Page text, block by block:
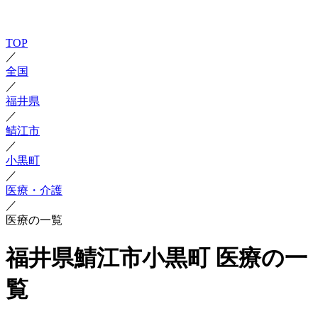
TOP
／
全国
／
福井県
／
鯖江市
／
小黒町
／
医療・介護
／
医療の一覧
福井県鯖江市小黒町 医療の一
覧